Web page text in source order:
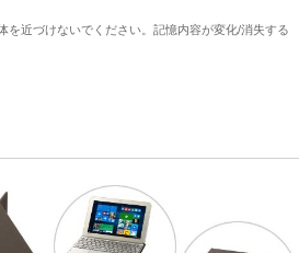
を近づけないでください。記憶内容が変化/消失する